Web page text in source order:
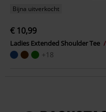
Bijna uitverkocht
€ 10,99
Ladies Extended Shoulder Tee
+18